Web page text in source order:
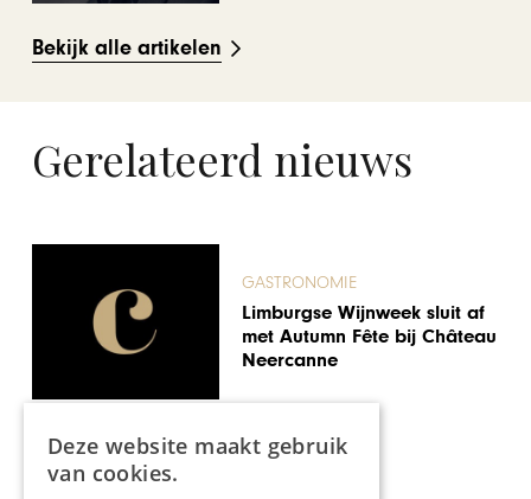
Bekijk alle artikelen
Gerelateerd nieuws
GASTRONOMIE
De mediterrane
herfstsmaken van Luster
Deze website maakt gebruik
van cookies.